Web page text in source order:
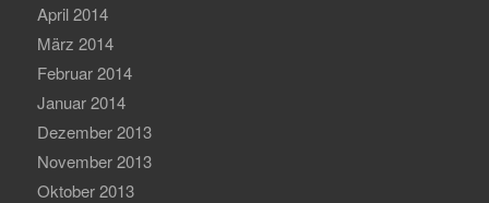
April 2014
März 2014
Februar 2014
Januar 2014
Dezember 2013
November 2013
Oktober 2013